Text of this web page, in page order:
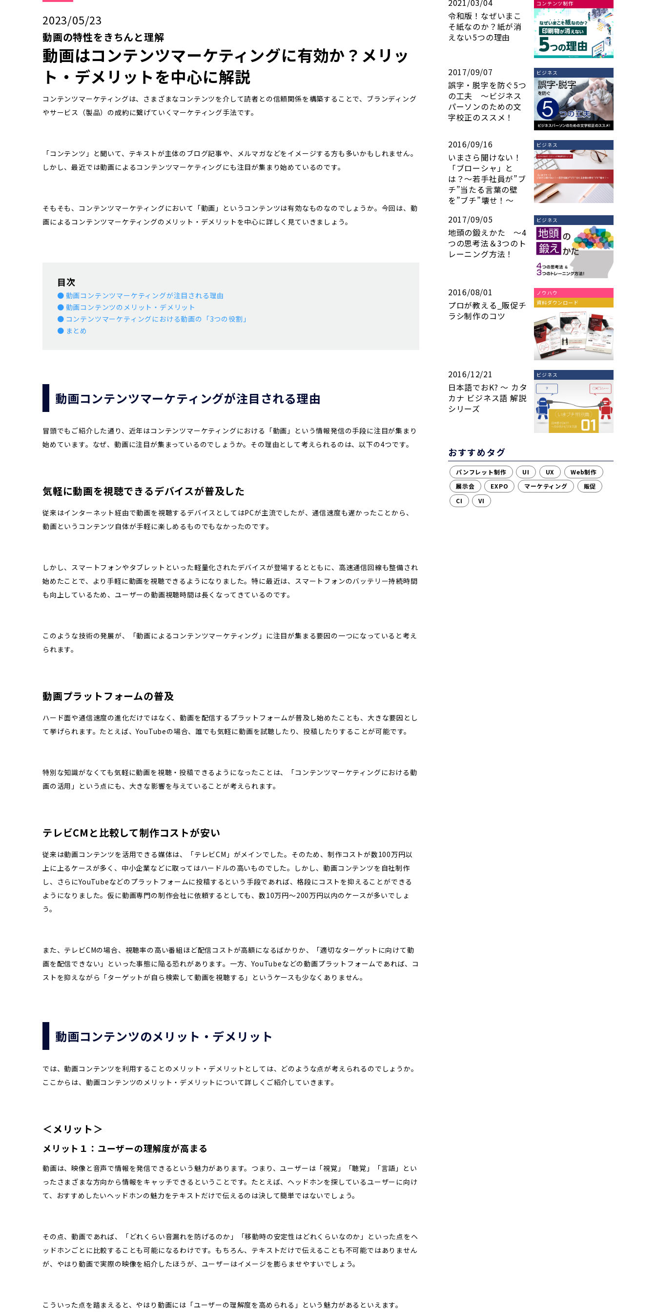
2023/05/23
動画の特性をきちんと理解
動画はコンテンツマーケティングに有効か？メリッ
ト・デメリットを中心に解説
コンテンツマーケティングは、さまざまなコンテンツを介して読者との信頼関係を構築することで、ブランディング
やサービス（製品）の成約に繋げていくマーケティング手法です。
「コンテンツ」と聞いて、テキストが主体のブログ記事や、メルマガなどをイメージする方も多いかもしれません。
しかし、最近では動画によるコンテンツマーケティングにも注目が集まり始めているのです。
そもそも、コンテンツマーケティングにおいて「動画」というコンテンツは有効なものなのでしょうか。今回は、動
画によるコンテンツマーケティングのメリット・デメリットを中心に詳しく見ていきましょう。
目次
動画コンテンツマーケティングが注目される理由
動画コンテンツのメリット・デメリット
コンテンツマーケティングにおける動画の「3つの役割」
まとめ
動画コンテンツマーケティングが注目される理由
冒頭でもご紹介した通り、近年はコンテンツマーケティングにおける「動画」という情報発信の手段に注目が集まり
始めています。なぜ、動画に注目が集まっているのでしょうか。その理由として考えられるのは、以下の4つです。
気軽に動画を視聴できるデバイスが普及した
従来はインターネット経由で動画を視聴するデバイスとしてはPCが主流でしたが、通信速度も遅かったことから、
動画というコンテンツ自体が手軽に楽しめるものでもなかったのです。
しかし、スマートフォンやタブレットといった軽量化されたデバイスが登場するとともに、高速通信回線も整備され
始めたことで、より手軽に動画を視聴できるようになりました。特に最近は、スマートフォンのバッテリー持続時間
も向上しているため、ユーザーの動画視聴時間は長くなってきているのです。
このような技術の発展が、「動画によるコンテンツマーケティング」に注目が集まる要因の一つになっていると考え
られます。
動画プラットフォームの普及
ハード面や通信速度の進化だけではなく、動画を配信するプラットフォームが普及し始めたことも、大きな要因とし
て挙げられます。たとえば、YouTubeの場合、誰でも気軽に動画を試聴したり、投稿したりすることが可能です。
特別な知識がなくても気軽に動画を視聴・投稿できるようになったことは、「コンテンツマーケティングにおける動
画の活用」という点にも、大きな影響を与えていることが考えられます。
テレビCMと比較して制作コストが安い
従来は動画コンテンツを活用できる媒体は、「テレビCM」がメインでした。そのため、制作コストが数100万円以
上に上るケースが多く、中小企業などに取ってはハードルの高いものでした。しかし、動画コンテンツを自社制作
し、さらにYouTubeなどのプラットフォームに投稿するという手段であれば、格段にコストを抑えることができる
ようになりました。仮に動画専門の制作会社に依頼するとしても、数10万円～200万円以内のケースが多いでしょ
う。
また、テレビCMの場合、視聴率の高い番組ほど配信コストが高額になるばかりか、「適切なターゲットに向けて動
画を配信できない」といった事態に陥る恐れがあります。一方、YouTubeなどの動画プラットフォームであれば、コ
ストを抑えながら「ターゲットが自ら検索して動画を視聴する」というケースも少なくありません。
動画コンテンツのメリット・デメリット
では、動画コンテンツを利用することのメリット・デメリットとしては、どのような点が考えられるのでしょうか。
ここからは、動画コンテンツのメリット・デメリットについて詳しくご紹介していきます。
＜メリット＞
メリット１：ユーザーの理解度が高まる
動画は、映像と音声で情報を発信できるという魅力があります。つまり、ユーザーは「視覚」「聴覚」「言語」とい
ったさまざまな方向から情報をキャッチできるということです。たとえば、ヘッドホンを探しているユーザーに向け
て、おすすめしたいヘッドホンの魅力をテキストだけで伝えるのは決して簡単ではないでしょう。
その点、動画であれば、「どれくらい音漏れを防げるのか」「移動時の安定性はどれくらいなのか」といった点をヘ
ッドホンごとに比較することも可能になるわけです。もちろん、テキストだけで伝えることも不可能ではありません
が、やはり動画で実際の映像を紹介したほうが、ユーザーはイメージを膨らませやすいでしょう。
こういった点を踏まえると、やはり動画には「ユーザーの理解度を高められる」という魅力があるといえます。
2021/03/04
令和版！なぜいまこ
そ紙なのか？紙が消
えない5つの理由
コンテンツ制作
2017/09/07
誤字・脱字を防ぐ5つ
の工夫 ～ビジネス
パーソンのための文
字校正のススメ！
ビジネス
2016/09/16
いまさら聞けない！
「ブローシャ」と
は？～若手社員が”ブ
チ”当たる言葉の壁
を”ブチ”壊せ！～
ビジネス
2017/09/05
地頭の鍛えかた ～4
つの思考法＆3つのト
レーニング方法！
ビジネス
2016/08/01
プロが教える_販促チ
ラシ制作のコツ
ノウハウ
資料ダウンロード
2016/12/21
日本語でおK? ～ カタ
カナ ビジネス語 解説
シリーズ
ビジネス
おすすめタグ
パンフレット制作 UI UX
Web制作
展示会
EXPO マーケティング
販促
CI
VI